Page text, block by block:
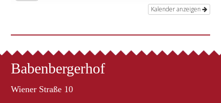
Kalender anzeigen
Babenbergerhof
Wiener Straße 10